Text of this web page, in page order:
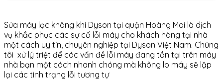
Sửa máy lọc không khí Dyson tại quận Hoàng Mai là dịch
vụ khắc phục các sự cố lỗi máy cho khách hàng tại nhà
một cách uy tín, chuyên nghiệp tại Dyson Việt Nam. Chúng
tôi xử lý triệt để các vấn đề lỗi máy đang tồn tại trên máy
nhà bạn một cách nhanh chóng mà không lo máy sẽ lặp
lại các tình trạng lỗi tương tự